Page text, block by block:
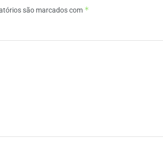
são marcados com *